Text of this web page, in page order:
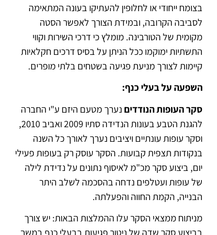
בצומח ייחודי או לחלופין להעתיקו בעונה המתאימה
לסביבה הקרובה, ובמידת הצורך לאפשר הסטה
מקומית של הטורבינה. מומלץ כי דרכי השירות וקווי
התשתיות ימוקמו ככל הניתן על בסיס דרכים חקלאיות
קיימות לצורך מניעת פגיעה בשטחים בלתי מופרים.
השפעה על בעלי כנף:
סקר העופות הנודדים נערך מטעם היזם ע"י החברה
להגנת הטבע בעונות הנדידה סתיו 2009 ואביב 2010,
וסקר עופות עונתיים ויציבים נערך לאורך כל השנה
בנקודות תצפית קבועות. הסקר עוסק רק בעופות פעילי
יום, ביצוע סקר מכ"מ לאיסוף נתונים על נדידת לילה
של עופות ועטלפים נדחה בהסכמה לשלב היתר
הבנייה, הקמת החווה והפעלתה.
מניתוח ממצאי הסקר עלו ההמלצות הבאות: יש צורך